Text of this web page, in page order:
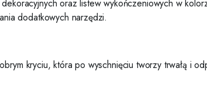
oraz listew wykończeniowych w
dodatkowych narzędzi.
kryciu, która po wyschnięciu tworzy trwałą i